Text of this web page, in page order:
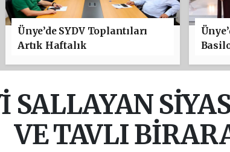
Ünye’de SYDV Toplantıları
Artık Haftalık
SALLAYAN
VE TAVLI